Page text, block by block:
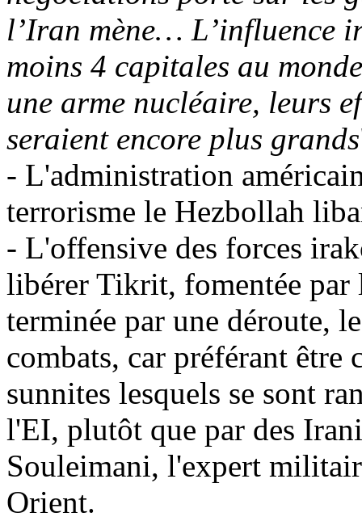
l’Iran mène… L’influence
moins 4 capitales au
une arme nucléaire, leurs
seraient encore plus grands
- L'administration
terrorisme le Hezbollah
- L'offensive des forces
libérer Tikrit, fomentée par
terminée par une déroute,
combats, car préférant être
sunnites lesquels se sont
l'EI, plutôt que par des
Souleimani, l'expert
Orient.